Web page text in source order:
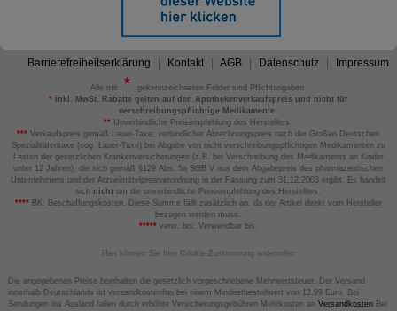
Barrierefreiheitserklärung Kontakt AGB Datenschutz Impressum
Alle mit
gekennzeichneten Felder sind Pflichtangaben.
*inkl. MwSt. Rabatte gelten auf den Apothekenverkaufspreis und nicht für
verschreibungspflichtige Medikamente.
** Unverbindliche Preisempfehlung des Herstellers.
*** Verkaufspreis gemäß Lauer-Taxe; verbindlicher Abrechnungspreis nach der Großen Deutschen
Spezialitätentaxe (sog. Lauer-Taxe) bei Abgabe von nicht verschreibungspflichtigen Medikamenten zu
Lasten der gesetzlichen Krankenversicherungen (z.B. bei Verschreibung des Medikaments an Kinder
unter 12 Jahren), die sich gemäß §129 Abs. 5a SGB V aus dem Abgabepreis des pharmazeutischen
Unternehmens und der Arzneimittelpreisverordnung in der Fassung zum 31.12.2003 ergibt. Es handelt
sich nicht um die unverbindliche Preisempfehlung des Herstellers.
****BK: Beschaffungskosten. Diese Summe fällt zusätzlich an, da der Artikel direkt vom Hersteller
bezogen werden muss.
*****verw. bis: Verwendbar bis.
Hier können Sie Ihre Cookie-Zustimmung widerrufen
Die angegebenen Preise beinhalten die gesetzlich vorgeschriebene Mehrwertsteuer. Der Versand
innerhalb Deutschlands ist versandkostenfrei bei einem Mindestbestellwert von 13,99 Euro. Bei
Sendungen ins Ausland fallen durch erhöhte Versicherungsgebühren Mehrkosten an VersandkostenBei